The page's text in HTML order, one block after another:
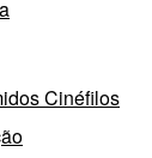
Cinéfilos